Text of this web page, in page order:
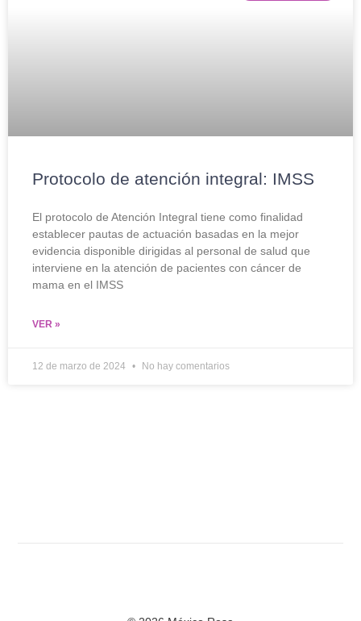
Protocolo de atención integral: IMSS
El protocolo de Atención Integral tiene como finalidad
establecer pautas de actuación basadas en la mejor
evidencia disponible dirigidas al personal de salud que
interviene en la atención de pacientes con cáncer de
mama en el IMSS
VER »
12 de marzo de 2024 No hay comentarios